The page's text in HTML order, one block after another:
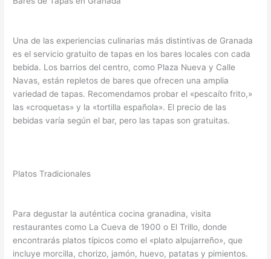
Una de las experiencias culinarias más distintivas de Granada
es el servicio gratuito de tapas en los bares locales con cada
bebida. Los barrios del centro, como Plaza Nueva y Calle
Navas, están repletos de bares que ofrecen una amplia
variedad de tapas. Recomendamos probar el «pescaíto frito,»
las «croquetas» y la «tortilla española». El precio de las
bebidas varía según el bar, pero las tapas son gratuitas.
Platos Tradicionales
Para degustar la auténtica cocina granadina, visita
restaurantes como La Cueva de 1900 o El Trillo, donde
encontrarás platos típicos como el «plato alpujarreño», que
incluye morcilla, chorizo, jamón, huevo, patatas y pimientos.